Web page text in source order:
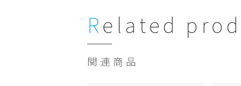
Related
関連商品